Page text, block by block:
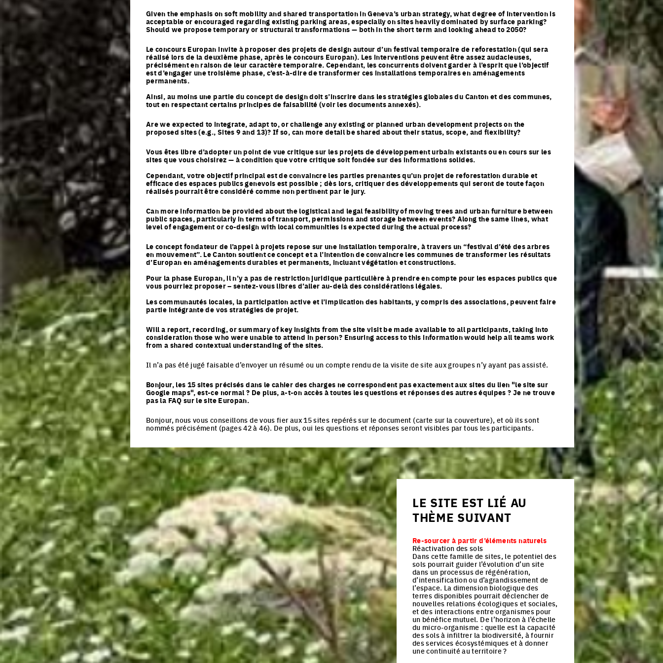
Given the emphasis on soft mobility and shared transportation in Geneva’s urban strategy, what degree of intervention is
acceptable or encouraged regarding existing parking areas, especially on sites heavily dominated by surface parking?
Should we propose temporary or structural transformations — both in the short term and looking ahead to 2050?
Le concours Europan invite à proposer des projets de design autour d’un festival temporaire de reforestation (qui sera
réalisé lors de la deuxième phase, après le concours Europan). Les interventions peuvent être assez audacieuses,
précisément en raison de leur caractère temporaire. Cependant, les concurrents doivent garder à l’esprit que l’objectif
est d’engager une troisième phase, c’est-à-dire de transformer ces installations temporaires en aménagements
permanents.
Ainsi, au moins une partie du concept de design doit s’inscrire dans les stratégies globales du Canton et des communes,
tout en respectant certains principes de faisabilité (voir les documents annexés).
Are we expected to integrate, adapt to, or challenge any existing or planned urban development projects on the
proposed sites (e.g., Sites 9 and 13)? If so, can more detail be shared about their status, scope, and flexibility?
Vous êtes libre d’adopter un point de vue critique sur les projets de développement urbain existants ou en cours sur les
sites que vous choisirez — à condition que votre critique soit fondée sur des informations solides.
Cependant, votre objectif principal est de convaincre les parties prenantes qu’un projet de reforestation durable et
efficace des espaces publics genevois est possible ; dès lors, critiquer des développements qui seront de toute façon
réalisés pourrait être considéré comme non pertinent par le jury.
Can more information be provided about the logistical and legal feasibility of moving trees and urban furniture between
public spaces, particularly in terms of transport, permissions and storage between events? Along the same lines, what
level of engagement or co-design with local communities is expected during the actual process?
Le concept fondateur de l’appel à projets repose sur une installation temporaire, à travers un “festival d’été des arbres
en mouvement”. Le Canton soutient ce concept et a l’intention de convaincre les communes de transformer les résultats
d’Europan en aménagements durables et permanents, incluant végétation et constructions.
Pour la phase Europan, il n’y a pas de restriction juridique particulière à prendre en compte pour les espaces publics que
vous pourriez proposer – sentez-vous libres d’aller au-delà des considérations légales.
Les communautés locales, la participation active et l’implication des habitants, y compris des associations, peuvent faire
partie intégrante de vos stratégies de projet.
Will a report, recording, or summary of key insights from the site visit be made available to all participants, taking into
consideration those who were unable to attend in person? Ensuring access to this information would help all teams work
from a shared contextual understanding of the sites.
Il n’a pas été jugé faisable d’envoyer un résumé ou un compte rendu de la visite de site aux groupes n’y ayant pas assisté.
Bonjour, les 15 sites précisés dans le cahier des charges ne correspondent pas exactement aux sites du lien "le site sur
Google maps", est-ce normal ? De plus, a-t-on accès à toutes les questions et réponses des autres équipes ? Je ne trouve
pas la FAQ sur le site Europan.
Bonjour, nous vous conseillons de vous fier aux 15 sites repérés sur le document (carte sur la couverture), et où ils sont
nommés précisément (pages 42 à 46). De plus, oui les questions et réponses seront visibles par tous les participants.
LE SITE EST LIÉ AU
THÈME SUIVANT
Re-sourcer à partir d’éléments naturels
Réactivation des sols
Dans cette famille de sites, le potentiel des
sols pourrait guider l’évolution d’un site
dans un processus de régénération,
d’intensification ou d’agrandissement de
l’espace. La dimension biologique des
terres disponibles pourrait déclencher de
nouvelles relations écologiques et sociales,
et des interactions entre organismes pour
un bénéfice mutuel. De l’horizon à l’échelle
du micro-organisme : quelle est la capacité
des sols à infiltrer la biodiversité, à fournir
des services écosystémiques et à donner
une continuité au territoire ?
Nationalité
S'inscrire
*Europan est un réseau européen de concours d’idées d'architecture, d'urbanisme et de paysage pour jeunes
concepteurs qui prennent soin de milieux habités, et suivis de processus de réalisation